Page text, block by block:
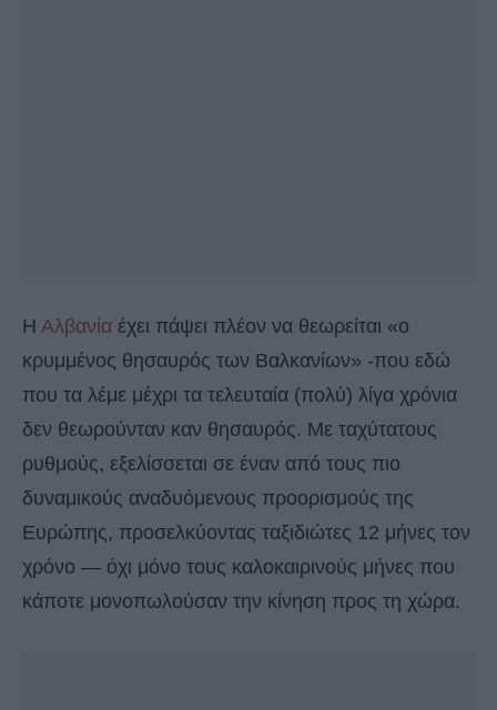
Η Αλβανία έχει πάψει πλέον να θεωρείται «ο
κρυμμένος θησαυρός των Βαλκανίων» -που εδώ
που τα λέμε μέχρι τα τελευταία (πολύ) λίγα χρόνια
δεν θεωρούνταν καν θησαυρός. Με ταχύτατους
ρυθμούς, εξελίσσεται σε έναν από τους πιο
δυναμικούς αναδυόμενους προορισμούς της
Ευρώπης, προσελκύοντας ταξιδιώτες 12 μήνες τον
χρόνο — όχι μόνο τους καλοκαιρινούς μήνες που
κάποτε μονοπωλούσαν την κίνηση προς τη χώρα.